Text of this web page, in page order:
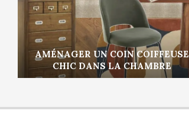
AMÉNAGER UN COIN COIFFEUSE
CHIC DANS LA CHAMBRE